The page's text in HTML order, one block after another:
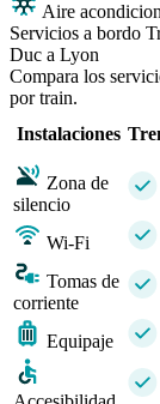
Aire
Servicios a bordo
Duc a Lyon
Compara los
por train.
Instalaciones
Zona de
silencio
Wi-Fi
Tomas de
corriente
Equipaje